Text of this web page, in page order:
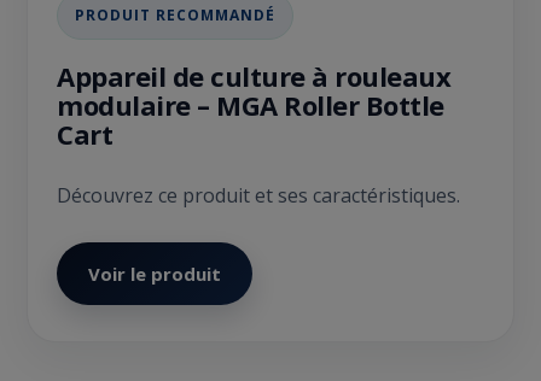
PRODUIT RECOMMANDÉ
Appareil de culture à rouleaux
modulaire – MGA Roller Bottle
Cart
Découvrez ce produit et ses caractéristiques.
Voir le produit